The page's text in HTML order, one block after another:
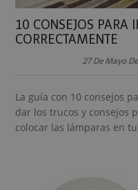
10 CONSEJOS PARA
CORRECTAMENTE
27 De Mayo
La guía con 10 consejos
dar los trucos y consejos
colocar las lámparas en